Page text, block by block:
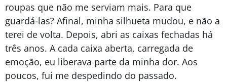
roupas que não me serviam mais. Para que
guardá-las? Afinal, minha silhueta mudou, e não a
terei de volta. Depois, abri as caixas fechadas há
três anos. A cada caixa aberta, carregada de
emoção, eu liberava parte da minha dor. Aos
poucos, fui me despedindo do passado.